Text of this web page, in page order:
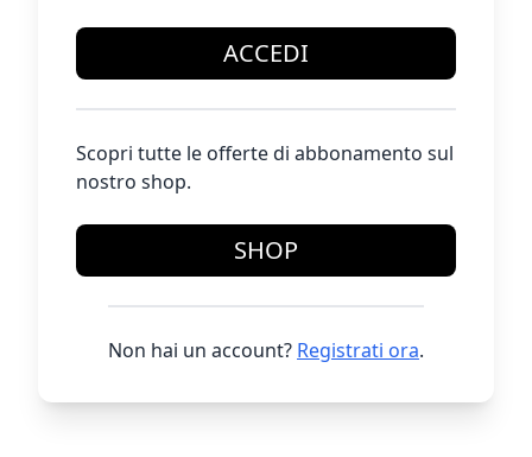
ACCEDI
Scopri tutte le offerte di abbonamento sul
nostro shop.
SHOP
Non hai un account? Registrati ora.